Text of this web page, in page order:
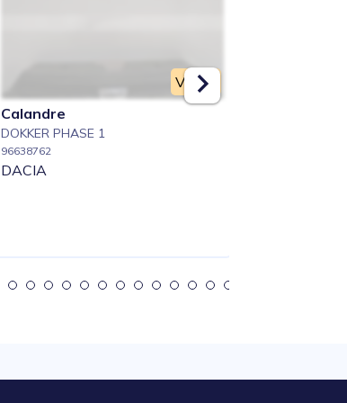
Vendu
Calandre
DOKKER PHASE 1
96638762
DACIA